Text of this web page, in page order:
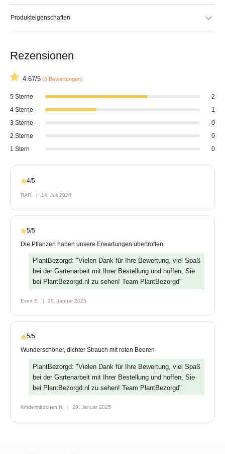
Produkteigenschaften
Rezensionen
4.67/5 (3 Bewertungen)
5 Sterne
2
4 Sterne
1
3 Sterne
0
2 Sterne
0
1 Stern
0
4/5
RAR. 14. Juli 2026
5/5
Die Pflanzen haben unsere Erwartungen übertroffen.
PlantBezorgd: "Vielen Dank für Ihre Bewertung, viel Spaß
bei der Gartenarbeit mit Ihrer Bestellung und hoffen, Sie
bei PlantBezorgd.nl zu sehen! Team PlantBezorgd"
Evert E. 29. Januar 2025
5/5
Wunderschöner, dichter Strauch mit roten Beeren
PlantBezorgd: "Vielen Dank für Ihre Bewertung, viel Spaß
bei der Gartenarbeit mit Ihrer Bestellung und hoffen, Sie
bei PlantBezorgd.nl zu sehen! Team PlantBezorgd"
Kindermädchen N. 29. Januar 2025